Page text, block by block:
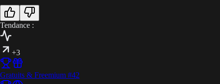
Tendance :
+3
Gratuits & Freemium #42